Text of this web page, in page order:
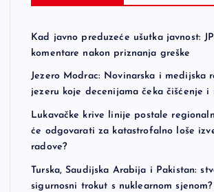
Kad javno preduzeće ušutka javnost:
komentare nakon priznanja greške
Jezero Modrac: Novinarska i medijska
jezeru koje decenijama čeka čišćenje i
Lukavačke krive linije postale
će odgovarati za katastrofalno loše
radove?
Turska, Saudijska Arabija i Pakistan:
sigurnosni trokut s nuklearnom sjenom?